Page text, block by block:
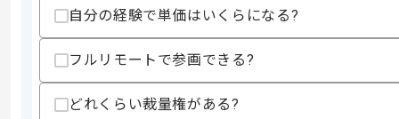
・複数人数での開発経験
・大規模なシステム開発経験、もしく
自分の経験で単価はいくらになる?
フルリモートで参画できる?
どれくらい裁量権がある?